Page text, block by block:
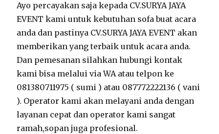
Ayo percayakan saja kepada CV.SURYA JAYA
EVENT kami untuk kebutuhan sofa buat acara
anda dan pastinya CV.SURYA JAYA EVENT akan
memberikan yang terbaik untuk acara anda.
Dan pemesanan silahkan hubungi kontak
kami bisa melalui via WA atau telpon ke
081380711975 ( sumi ) atau 087772222136 ( vani
). Operator kami akan melayani anda dengan
layanan cepat dan operator kami sangat
ramah,sopan juga profesional.